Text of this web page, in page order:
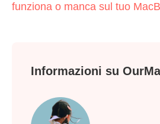
funziona o manca sul tuo
Informazioni su OurMa